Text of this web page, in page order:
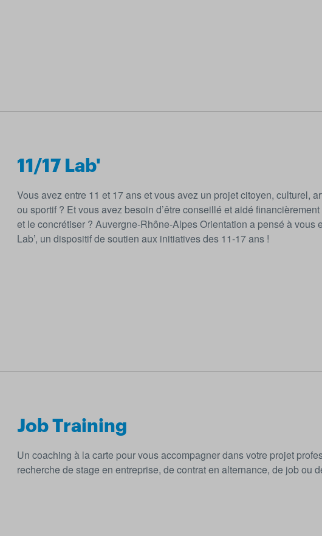
11/17 Lab'
Vous avez entre 11 et 17 ans et vous avez un projet citoyen, culturel,
ou sportif ? Et vous avez besoin d’être conseillé et aidé
et le concrétiser ? Auvergne-Rhône-Alpes Orientation a pensé à vous
Lab’, un dispositif de soutien aux initiatives des 11-17 ans !
Job Training
Un coaching à la carte pour vous accompagner dans votre projet
recherche de stage en entreprise, de contrat en alternance, de job ou